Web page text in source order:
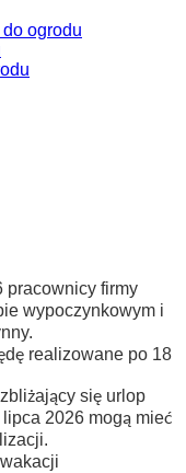
ogrodu
pracownicy firmy
wypoczynkowym i
realizowane po 18
się urlop
2026 mogą mieć